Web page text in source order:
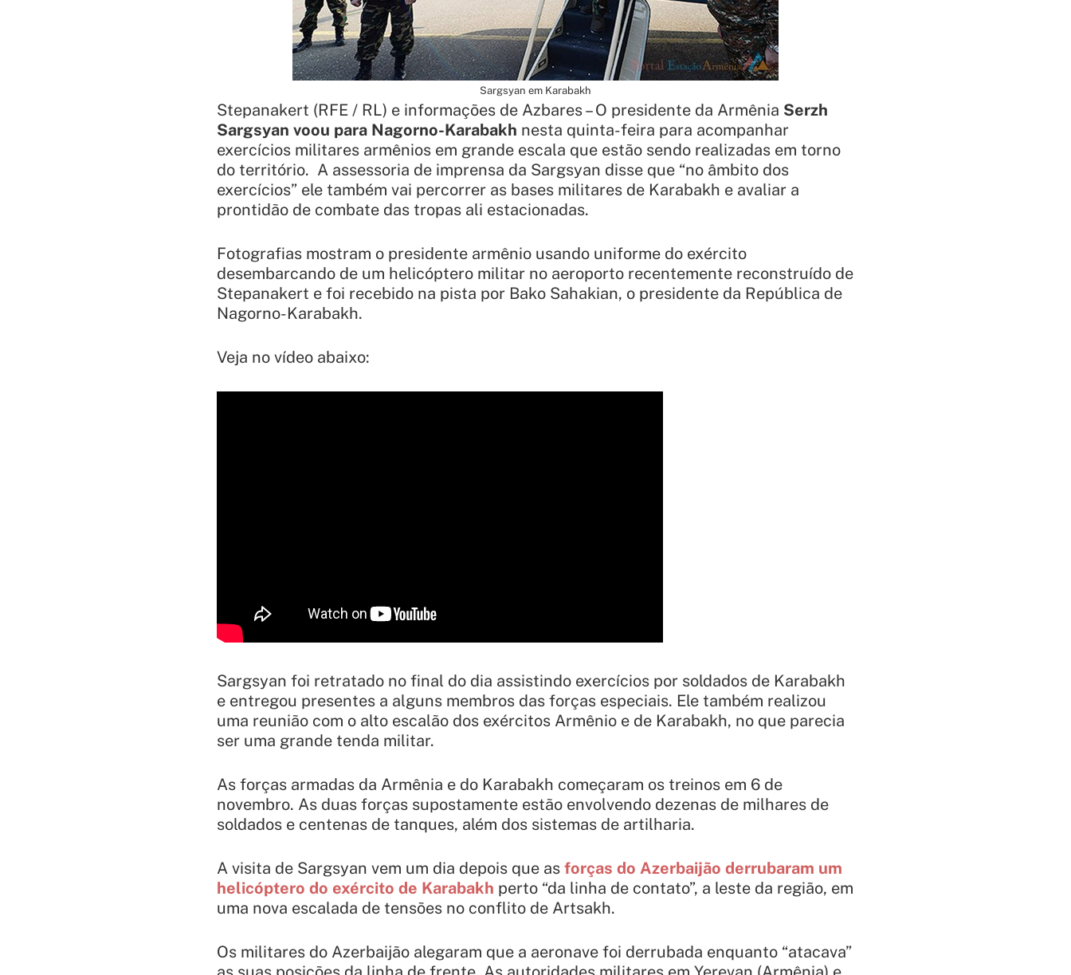
Sargsyan em Karabakh
Stepanakert (RFE / RL) e informações de Azbares – O presidente da Armênia Serzh
Sargsyan voou para Nagorno-Karabakh nesta quinta-feira para acompanhar
exercícios militares armênios em grande escala que estão sendo realizadas em torno
do território. A assessoria de imprensa da Sargsyan disse que “no âmbito dos
exercícios” ele também vai percorrer as bases militares de Karabakh e avaliar a
prontidão de combate das tropas ali estacionadas.
Fotografias mostram o presidente armênio usando uniforme do exército
desembarcando de um helicóptero militar no aeroporto recentemente reconstruído de
Stepanakert e foi recebido na pista por Bako Sahakian, o presidente da República de
Nagorno-Karabakh.
Veja no vídeo abaixo:
Sargsyan foi retratado no final do dia assistindo exercícios por soldados de Karabakh
e entregou presentes a alguns membros das forças especiais. Ele também realizou
uma reunião com o alto escalão dos exércitos Armênio e de Karabakh, no que parecia
ser uma grande tenda militar.
As forças armadas da Armênia e do Karabakh começaram os treinos em 6 de
novembro. As duas forças supostamente estão envolvendo dezenas de milhares de
soldados e centenas de tanques, além dos sistemas de artilharia.
A visita de Sargsyan vem um dia depois que as forças do Azerbaijão derrubaram um
helicóptero do exército de Karabakh perto “da linha de contato”, a leste da região, em
uma nova escalada de tensões no conflito de Artsakh.
Os militares do Azerbaijão alegaram que a aeronave foi derrubada enquanto “atacava”